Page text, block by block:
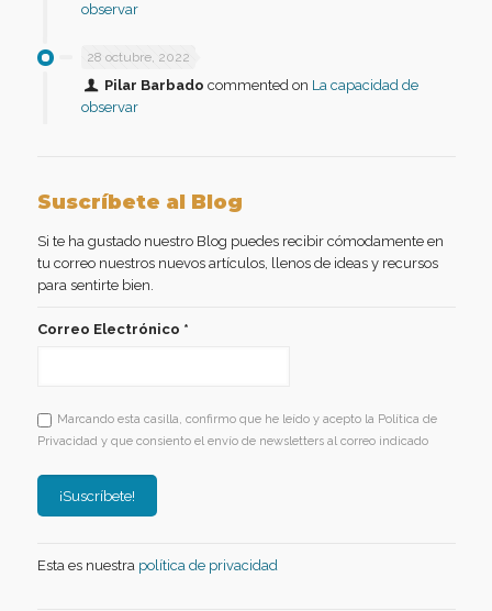
observar
28 octubre, 2022
Pilar Barbado commented on La capacidad de
observar
Suscríbete al Blog
Si te ha gustado nuestro Blog puedes recibir cómodamente en
tu correo nuestros nuevos artículos, llenos de ideas y recursos
para sentirte bien.
Correo Electrónico *
Marcando esta casilla, confirmo que he leído y acepto la Política de
Privacidad y que consiento el envío de newsletters al correo indicado
Esta es nuestra política de privacidad